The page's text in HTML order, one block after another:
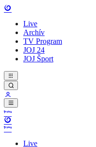
Live
Archív
TV Program
JOJ 24
JOJ Šport
Live